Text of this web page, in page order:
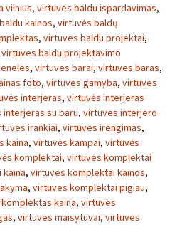
vilnius, virtuves baldu ispardavimas,
kainos, virtuvės baldų
, virtuves baldu projektai,
virtuves baldu projektavimo
, virtuves barai, virtuves baras,
foto, virtuves gamyba, virtuves
interjeras, virtuvės interjeras
su baru, virtuves interjero
irankiai, virtuves irengimas,
kaina, virtuvės kampai, virtuvės
komplektai, virtuves komplektai
, virtuves komplektai kainos,
, virtuves komplektai pigiau,
kaina, virtuves
, virtuves maisytuvai, virtuves